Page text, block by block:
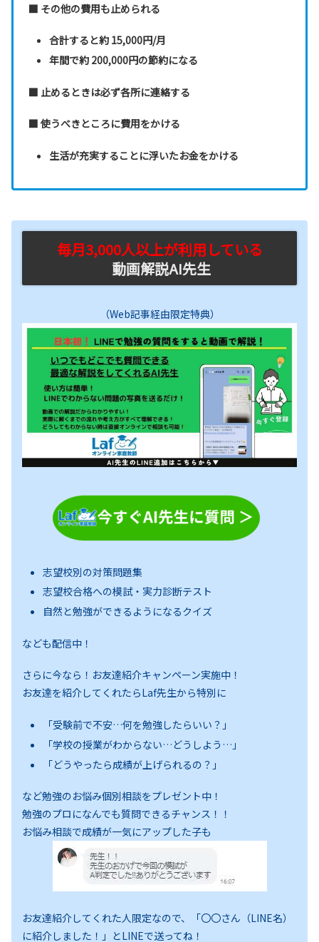
■ その他の費用も止められる
合計すると約 15,000円/月
年間で約 200,000円の節約になる
■ 止めるときは必ず各所に連絡する
■ 使うべきところに費用をかける
生活が充実することに浮いたお金をかける
毎月3,000人以上が利用している
動画解説AI先生
（Web記事経由限定特典）
志望校別の対策問題集
志望校合格への模試・実力診断テスト
自然と勉強ができるようになるクイズ
なども配信中！
さらに今なら！お友達紹介キャンペーン実施中！
お友達を紹介してくれたらLaf先生から特別に
「受験前で不安…何を勉強したらいい？」
「学校の授業がわからない…どうしよう…」
「どうやったら成績が上げられるの？」
など勉強のお悩み個別相談をプレゼント中！
勉強のプロになんでも質問できるチャンス！！
お悩み相談で成績が一気にアップした子も
お友達紹介してくれた人限定なので、「〇〇さん（LINE名）
に紹介しました！」とLINEで送ってね！